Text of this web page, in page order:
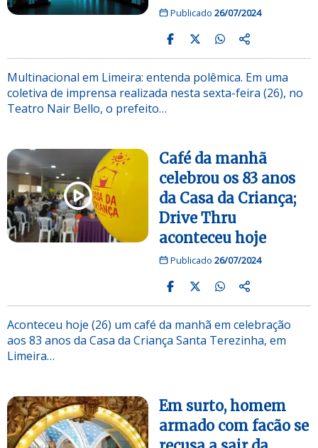
Publicado 26/07/2024
Multinacional em Limeira: entenda polêmica. Em uma
coletiva de imprensa realizada nesta sexta-feira (26), no
Teatro Nair Bello, o prefeito…
Café da manhã
celebrou os 83 anos
da Casa da Criança;
Drive Thru
aconteceu hoje
Publicado 26/07/2024
Aconteceu hoje (26) um café da manhã em celebração
aos 83 anos da Casa da Criança Santa Terezinha, em
Limeira…
Em surto, homem
armado com facão se